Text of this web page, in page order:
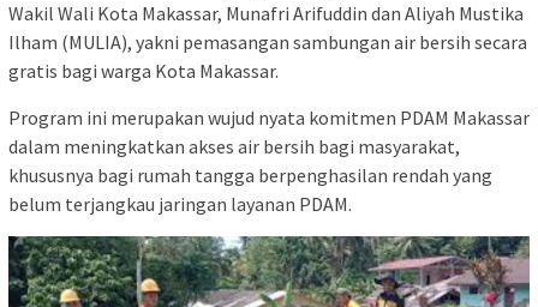
Wakil Wali Kota Makassar, Munafri Arifuddin dan Aliyah Mustika
Ilham (MULIA), yakni pemasangan sambungan air bersih secara
gratis bagi warga Kota Makassar.
Program ini merupakan wujud nyata komitmen PDAM Makassar
dalam meningkatkan akses air bersih bagi masyarakat,
khususnya bagi rumah tangga berpenghasilan rendah yang
belum terjangkau jaringan layanan PDAM.